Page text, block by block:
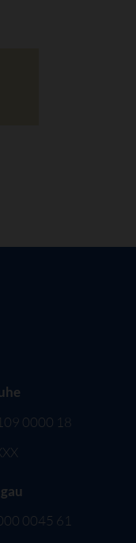
0000 18
0045 61